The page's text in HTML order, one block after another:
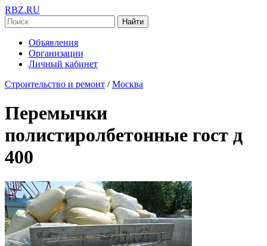
RBZ.RU
Найти
Объявления
Организации
Личный кабинет
Строительство и ремонт / Москва
Перемычки
полистиролбетонные гост д
400